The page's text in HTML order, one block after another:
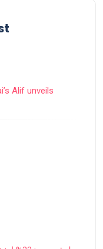
Alif unveils